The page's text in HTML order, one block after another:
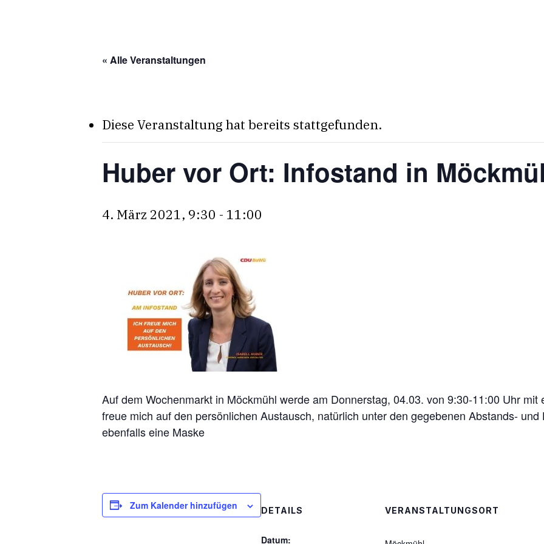
« Alle Veranstaltungen
Diese Veranstaltung hat bereits stattgefunden.
Huber vor Ort: Infostand in
4. März 2021, 9:30 - 11:00
Auf dem Wochenmarkt in Möckmühl werde am Donnerstag, 04.03. von 9:30-11:00 Uhr
freue mich auf den persönlichen Austausch, natürlich unter den gegebenen Abstands-
ebenfalls eine Maske
Zum Kalender hinzufügen DETAILS
Datum:
VERANSTALTUNGSORT